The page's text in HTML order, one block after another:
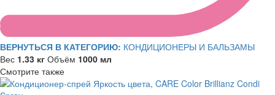
ВЕРНУТЬСЯ В КАТЕГОРИЮ: КОНДИЦИОНЕРЫ И БАЛЬЗАМЫ
Вес 1.33 кг Объём 1000 мл
Смотрите также